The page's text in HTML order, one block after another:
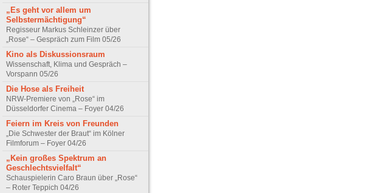
„Es geht vor allem um
Selbstermächtigung“
Regisseur Markus Schleinzer über
„Rose“ – Gespräch zum Film 05/26
Kino als Diskussionsraum
Wissenschaft, Klima und Gespräch –
Vorspann 05/26
Die Hose als Freiheit
NRW-Premiere von „Rose“ im
Düsseldorfer Cinema – Foyer 04/26
Feiern im Kreis von Freunden
„Die Schwester der Braut“ im Kölner
Filmforum – Foyer 04/26
„Kein großes Spektrum an
Geschlechtsvielfalt“
Schauspielerin Caro Braun über „Rose“
– Roter Teppich 04/26